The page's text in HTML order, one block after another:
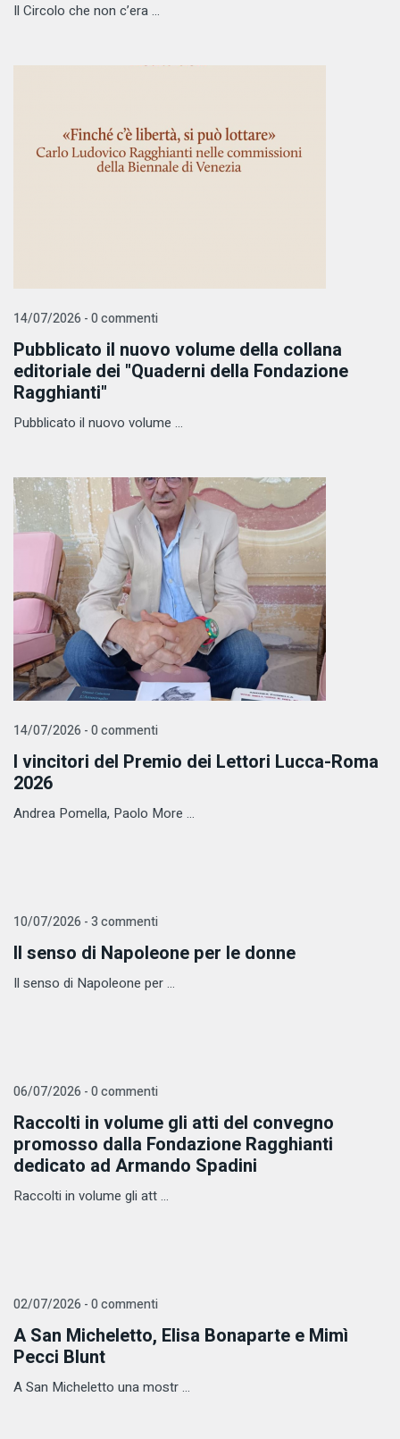
Il Circolo che non c’era ...
14/07/2026 - 0 commenti
Pubblicato il nuovo volume della collana
editoriale dei "Quaderni della Fondazione
Ragghianti"
Pubblicato il nuovo volume ...
14/07/2026 - 0 commenti
I vincitori del Premio dei Lettori Lucca-Roma
2026
Andrea Pomella, Paolo More ...
10/07/2026 - 3 commenti
Il senso di Napoleone per le donne
Il senso di Napoleone per ...
06/07/2026 - 0 commenti
Raccolti in volume gli atti del convegno
promosso dalla Fondazione Ragghianti
dedicato ad Armando Spadini
Raccolti in volume gli att ...
02/07/2026 - 0 commenti
A San Micheletto, Elisa Bonaparte e Mimì
Pecci Blunt
A San Micheletto una mostr ...